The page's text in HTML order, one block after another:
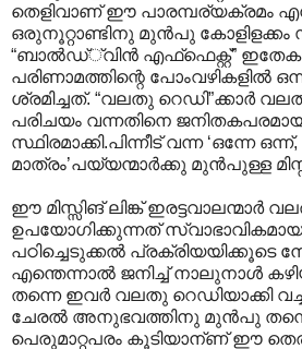
തെളിവാണ് ഈ പാരമ്പര്യക്രമം
ഒരുനൂറ്റാണ്ടിനു മുന്‍പു കോളിളക്കം
“ബാല്‍ഡ്്വിന്‍‍ എഫ്ഫെക്റ്റ്”
പരിണാമത്തിന്റെ പോംവഴികളില്‍
ശ്രമിച്ചത്. “വലതു റെഡി”ക്കാര്‍
പരിചയം വന്നതിനെ
സ്ഥിരമാക്കി.പിന്നീട് വന്ന ‘ഒന്നേ
മാത്രം’പയ്യന്മാര്‍ക്കു മുന്‍പുള്ള
ഈ മിസ്സിങ് ലിങ്ക് ഇരട്ടവാലന്മാര്‍
ഉപയോഗിക്കുന്നത്
പഠിച്ചെടുക്കല്‍ പ്രക്രിയയിക്കൂടെ
എന്തെന്നാല്‍ ജനിച്ച് നാലുനാള്‍
തന്നെ ഇവര്‍ വലതു റെഡിയാക്കി
ചേരല്‍ അനുഭവത്തിനു മുന്‍പു
പെരുമാറ്റപരം കൂടിയാന്ണ് ഈ